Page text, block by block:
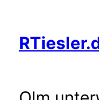
springen